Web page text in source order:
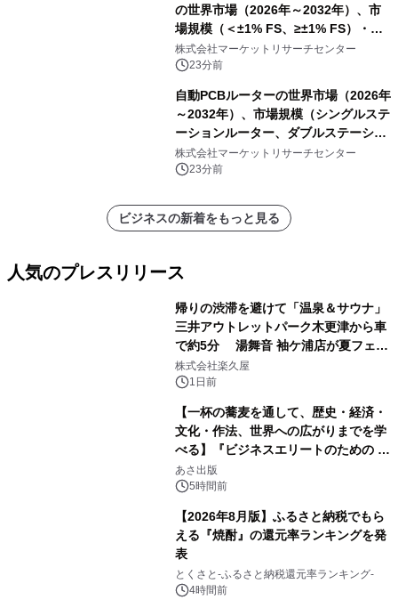
の世界市場（2026年～2032年）、市
場規模（＜±1% FS、≥±1% FS）・分
析レポートを発表
株式会社マーケットリサーチセンター
23分前
自動PCBルーターの世界市場（2026年
～2032年）、市場規模（シングルステ
ーションルーター、ダブルステーショ
ンルーター）・分析レポートを発表
株式会社マーケットリサーチセンター
23分前
ビジネスの新着をもっと見る
人気のプレスリリース
帰りの渋滞を避けて「温泉＆サウナ」
三井アウトレットパーク木更津から車
で約5分 湯舞音 袖ケ浦店が夏フェア
メニューを提供
株式会社楽久屋
1日前
【一杯の蕎麦を通して、歴史・経済・
文化・作法、世界への広がりまでを学
べる】『ビジネスエリートのための 教
養としての蕎麦』2026年8月25日
（火）発売
あさ出版
5時間前
【2026年8月版】ふるさと納税でもら
える『焼酎』の還元率ランキングを発
表
とくさと-ふるさと納税還元率ランキング-
4時間前